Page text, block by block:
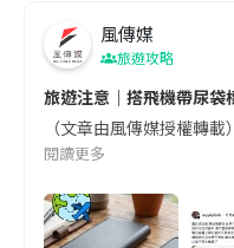
風傳媒
旅遊攻略
旅遊注意｜搭飛機帶尿
（文章由風傳媒授權轉
閱讀更多